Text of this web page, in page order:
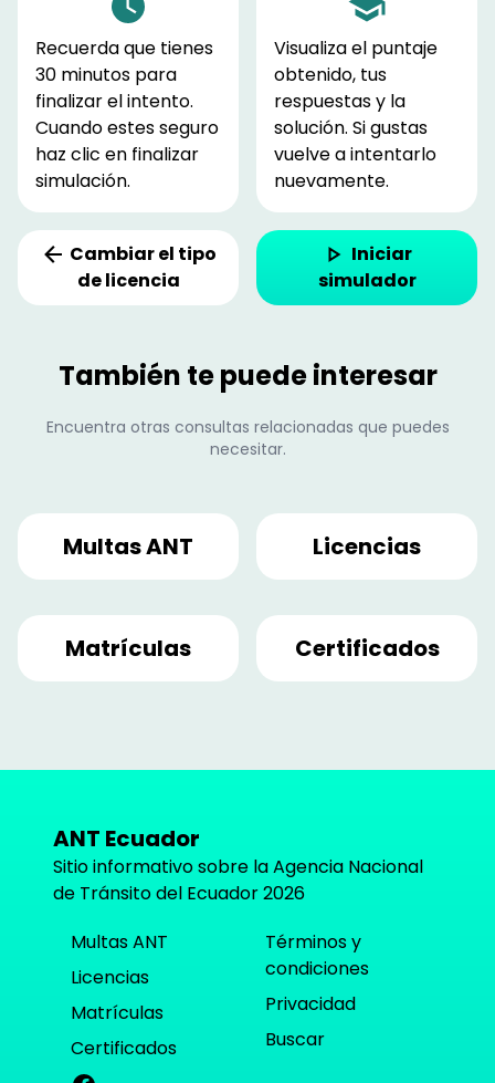
Recuerda que tienes
30 minutos para
finalizar el intento.
Cuando estes seguro
haz clic en finalizar
simulación.
Visualiza el puntaje
obtenido, tus
respuestas y la
solución. Si gustas
vuelve a intentarlo
nuevamente.
Cambiar el tipo
de licencia
Iniciar
simulador
También te puede interesar
Encuentra otras consultas relacionadas que puedes
necesitar.
Multas ANT Licencias
Matrículas Certificados
ANT Ecuador
Sitio informativo sobre la Agencia Nacional
de Tránsito del Ecuador2026
Multas ANT
Licencias
Matrículas
Certificados
Términos y
condiciones
Privacidad
Buscar